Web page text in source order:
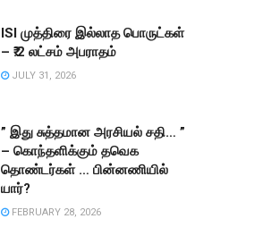
ISI முத்திரை இல்லாத பொருட்கள்
– ₹.2 லட்சம் அபராதம்
JULY 31, 2026
” இது சுத்தமான அரசியல் சதி… ”
– கொந்தளிக்கும் தவெக
தொண்டர்கள் … பின்னணியில்
யார்?
FEBRUARY 28, 2026